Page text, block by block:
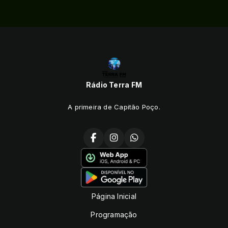
Rádio Terra FM
A primeira de Capitão Poço.
Página Inicial
Programação